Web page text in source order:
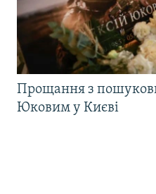
Прощання з
Юковим у Києві